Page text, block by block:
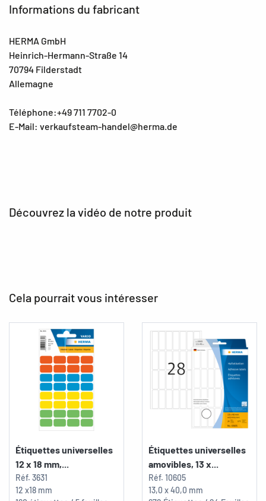
Informations du fabricant
HERMA GmbH
Heinrich-Hermann-Straße 14
70794 Filderstadt
Allemagne
Téléphone:+49 711 7702-0
E-Mail: verkaufsteam-handel@herma.de
Découvrez la vidéo de notre produit
Cela pourrait vous intéresser
Étiquettes universelles
12 x 18 mm,...
Réf. 3631
12 x18 mm
Étiquettes universelles
amovibles, 13 x...
Réf. 10605
13,0 x 40,0 mm